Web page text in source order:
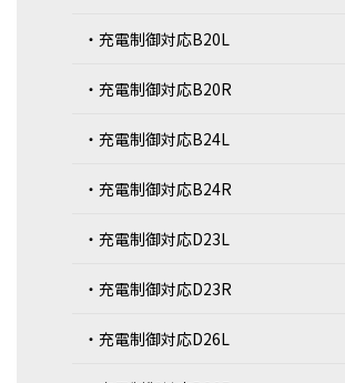
・充電制御対応B20L
・充電制御対応B20R
・充電制御対応B24L
・充電制御対応B24R
・充電制御対応D23L
・充電制御対応D23R
・充電制御対応D26L